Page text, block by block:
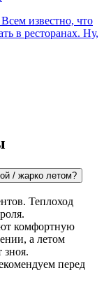
известно, что
в ресторанах. Ну,
/ жарко летом?
Теплоход
комфортную
а летом
перед